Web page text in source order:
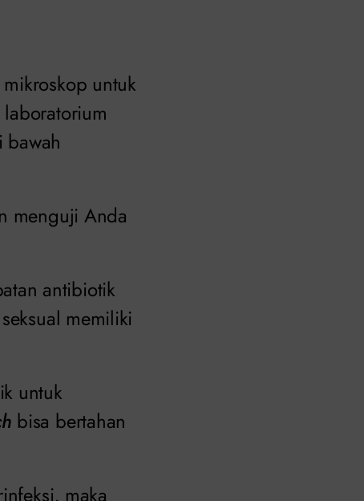
untuk
menguji Anda
antibiotik
memiliki
untuk
bisa bertahan
maka